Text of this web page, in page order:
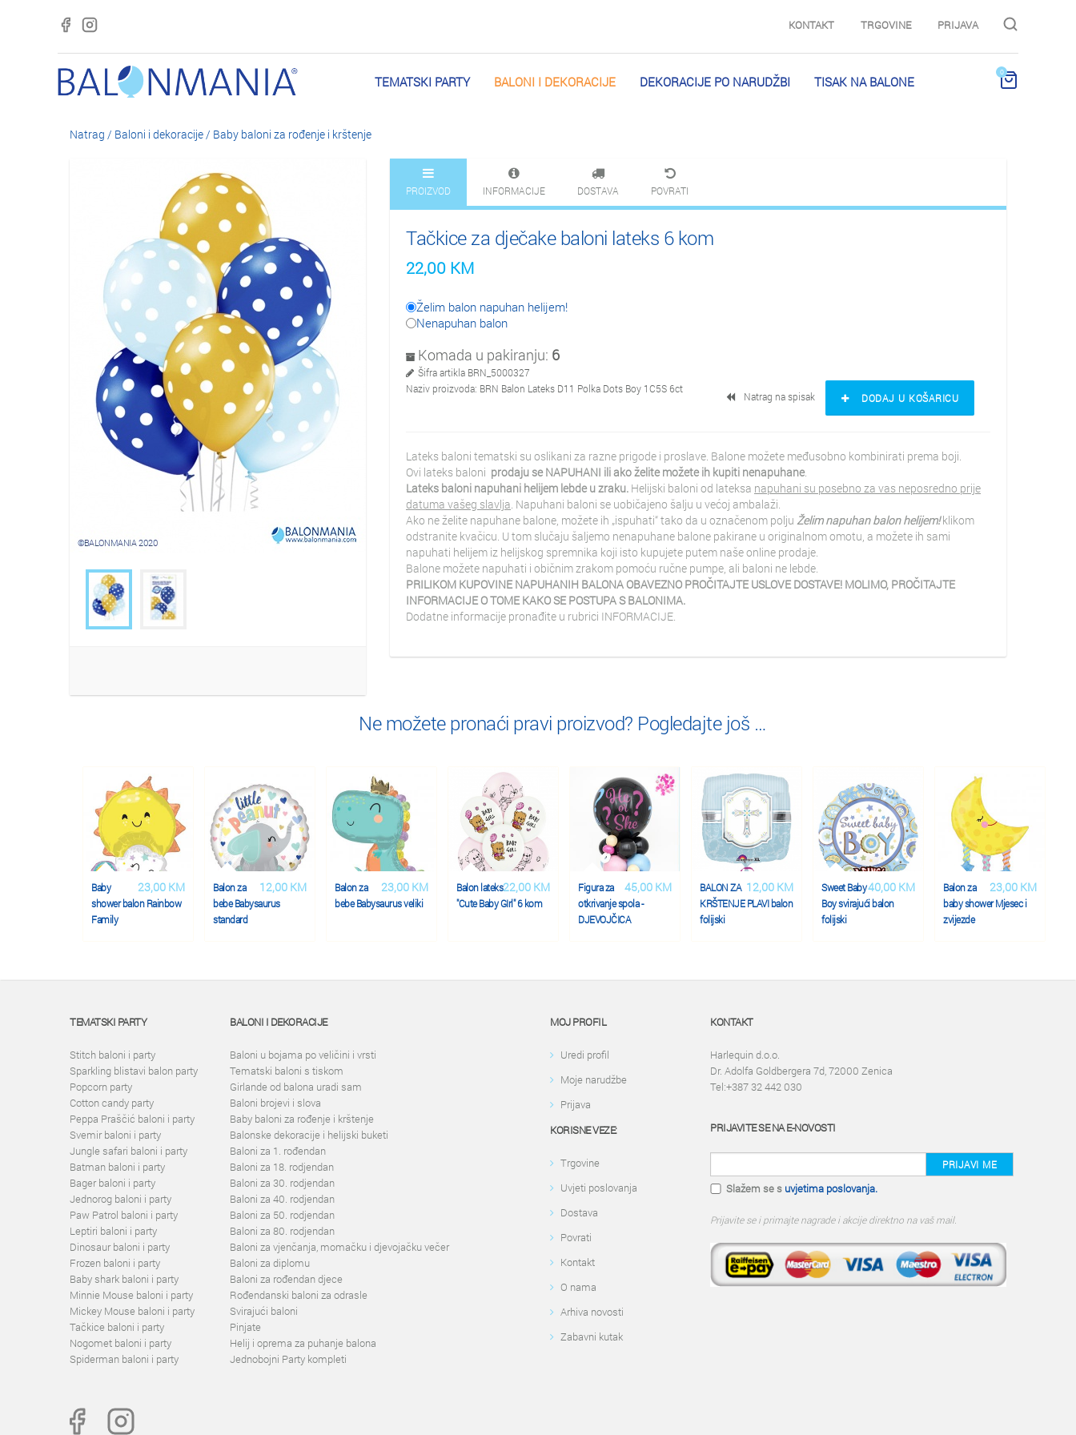
KONTAKT TRGOVINE PRIJAVA
TEMATSKI PARTY BALONI I DEKORACIJE DEKORACIJE PO NARUDŽBI TISAK NA BALONE
0
Natrag / Baloni i dekoracije/ Baby baloni za rođenje i krštenje
PROIZVOD INFORMACIJE DOSTAVA POVRATI
Tačkice za dječake baloni lateks 6 kom
22,00 KM
Želim balon napuhan helijem!
Nenapuhan balon
Komada u pakiranju: 6
Šifra artikla BRN_5000327
Naziv proizvoda: BRN Balon Lateks D11 Polka Dots Boy 1C5S 6ct
Natrag na spisak DODAJ U KOŠARICU
Lateks baloni tematski su oslikani za razne prigode i proslave. Balone možete međusobno kombinirati prema boji.
Ovi lateks baloni prodaju se NAPUHANI ili ako želite možete ih kupiti nenapuhane.
Lateks baloni napuhani helijem lebde u zraku. Helijski baloni od lateksa napuhani su posebno za vas neposredno prije
datuma vašeg slavlja. Napuhani baloni se uobičajeno šalju u većoj ambalaži.
Ako ne želite napuhane balone, možete ih „ispuhati“ tako da u označenom polju Želim napuhan balon helijem!klikom
odstranite kvačicu. U tom slučaju šaljemo nenapuhane balone pakirane u originalnom omotu, a možete ih sami
napuhati helijem iz helijskog spremnika koji isto kupujete putem naše online prodaje.
Balone možete napuhati i običnim zrakom pomoću ručne pumpe, ali baloni ne lebde.
PRILIKOM KUPOVINE NAPUHANIH BALONA OBAVEZNO PROČITAJTE USLOVE DOSTAVE! MOLIMO, PROČITAJTE
INFORMACIJE O TOME KAKO SE POSTUPA S BALONIMA.
Dodatne informacije pronađite u rubrici INFORMACIJE.
Ne možete pronaći pravi proizvod? Pogledajte još …
23,00 KM
Baby
shower balon Rainbow
Family
12,00 KM
Balon za
bebe Babysaurus
standard
23,00 KM
Balon za
bebe Babysaurus veliki
22,00 KM
Balon lateks
"Cute Baby GIrl" 6 kom
45,00 KM
Figura za
otkrivanje spola -
DJEVOJČICA
12,00 KM
BALON ZA
KRŠTENJE PLAVI balon
folijski
40,00 KM
Sweet Baby
Boy svirajući balon
folijski
23,00 KM
Balon za
baby shower Mjesec i
zvijezde
TEMATSKI PARTY
Stitch baloni i party
Sparkling blistavi balon party
Popcorn party
Cotton candy party
Peppa Praščić baloni i party
Svemir baloni i party
Jungle safari baloni i party
Batman baloni i party
Bager baloni i party
Jednorog baloni i party
Paw Patrol baloni i party
Leptiri baloni i party
Dinosaur baloni i party
Frozen baloni i party
Baby shark baloni i party
Minnie Mouse baloni i party
Mickey Mouse baloni i party
Tačkice baloni i party
Nogomet baloni i party
Spiderman baloni i party
BALONI I DEKORACIJE
Baloni u bojama po veličini i vrsti
Tematski baloni s tiskom
Girlande od balona uradi sam
Baloni brojevi i slova
Baby baloni za rođenje i krštenje
Balonske dekoracije i helijski buketi
Baloni za 1. rođendan
Baloni za 18. rodjendan
Baloni za 30. rodjendan
Baloni za 40. rodjendan
Baloni za 50. rodjendan
Baloni za 80. rodjendan
Baloni za vjenčanja, momačku i djevojačku večer
Baloni za diplomu
Baloni za rođendan djece
Rođendanski baloni za odrasle
Svirajući baloni
Pinjate
Helij i oprema za puhanje balona
Jednobojni Party kompleti
MOJ PROFIL
Uredi profil
Moje narudžbe
Prijava
KORISNE VEZE:
Trgovine
Uvjeti poslovanja
Dostava
Povrati
Kontakt
O nama
Arhiva novosti
Zabavni kutak
KONTAKT
Harlequin d.o.o.
Dr. Adolfa Goldbergera 7d, 72000 Zenica
Tel:+387 32 442 030
PRIJAVITE SE NA E-NOVOSTI
PRIJAVI ME
Slažem se s uvjetima poslovanja.
Prijavite se i primajte nagrade i akcije direktno na vaš mail.